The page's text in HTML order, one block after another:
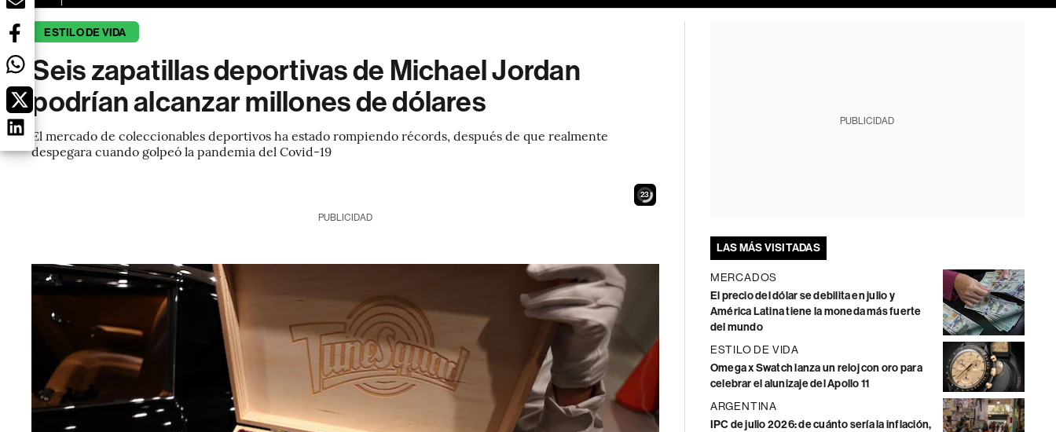
ESTILO DE VIDA
Seis zapatillas deportivas de Michael Jordan
podrían alcanzar millones de dólares
El mercado de coleccionables deportivos ha estado rompiendo récords, después de que realmente
despegara cuando golpeó la pandemia del Covid-19
21
PUBLICIDAD
PUBLICIDAD
LAS MÁS VISITADAS
MERCADOS
El precio del dólar se debilita en julio y
América Latina tiene la moneda más fuerte
del mundo
ESTILO DE VIDA
Omega x Swatch lanza un reloj con oro para
celebrar el alunizaje del Apollo 11
ARGENTINA
IPC de julio 2026: de cuánto sería la inflación,